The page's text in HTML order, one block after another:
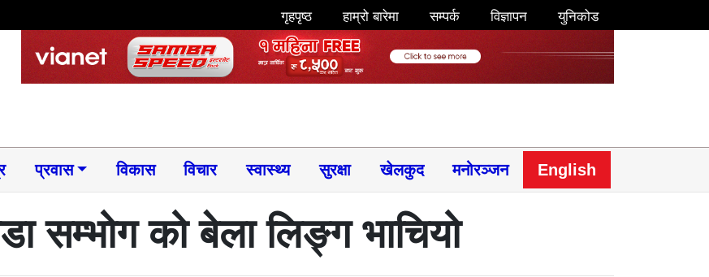
गृहपृष्ठ हाम्रो बारेमा सम्पर्क विज्ञापन युनिकोड
प्रवास विकास विचार स्वास्थ्य सुरक्षा खेलकुद मनोरञ्जन English
सम्भोग को बेला लिङ्ग भाचियो